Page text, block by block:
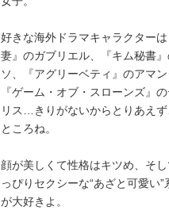
好きな海外ドラマキャラクターは
妻』のガブリエル、『キム秘書』
ソ、『アグリーベティ』のアマン
『ゲーム・オブ・スローンズ』
リス…きりがないからとりあえず
ところね。
顔が美しくて性格はキツめ、そし
っぴりセクシーな“あざと可愛い”
が大好きよ。